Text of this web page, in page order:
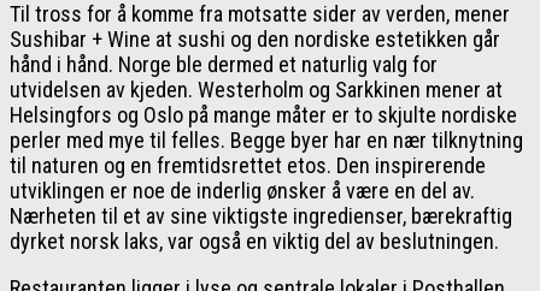
Til tross for å komme fra motsatte sider av verden, mener
Sushibar + Wine at sushi og den nordiske estetikken går
hånd i hånd. Norge ble dermed et naturlig valg for
utvidelsen av kjeden. Westerholm og Sarkkinen mener at
Helsingfors og Oslo på mange måter er to skjulte nordiske
perler med mye til felles. Begge byer har en nær tilknytning
til naturen og en fremtidsrettet etos. Den inspirerende
utviklingen er noe de inderlig ønsker å være en del av.
Nærheten til et av sine viktigste ingredienser, bærekraftig
dyrket norsk laks, var også en viktig del av beslutningen.